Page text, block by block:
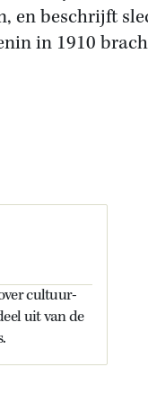
en beschrijft
in 1910
cultuur-
uit van de